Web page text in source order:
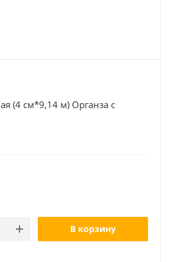
(4 см*9,14 м) Органза с
В корзину